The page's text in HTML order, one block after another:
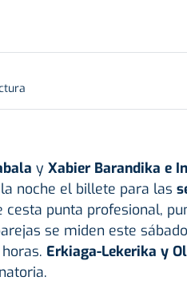
y Xabier Barandika e
noche el billete para las
cesta punta profesional,
se miden este
Erkiaga-Lekerika y